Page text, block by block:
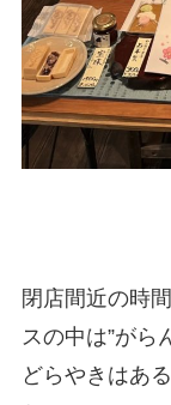
閉店間近の時
スの中は”がら
どらやきはあ